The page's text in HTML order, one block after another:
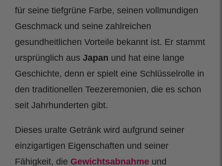
für seine tiefgrüne Farbe, seinen vollmundigen
Geschmack und seine zahlreichen
gesundheitlichen Vorteile bekannt ist. Er stammt
ursprünglich aus Japan und hat eine lange
Geschichte, denn er spielt eine Schlüsselrolle in
den traditionellen Teezeremonien, die es schon
seit Jahrhunderten gibt.
Dieses uralte Getränk wird aufgrund seiner
einzigartigen Eigenschaften und seiner
Fähigkeit, die Gewichtsabnahme und